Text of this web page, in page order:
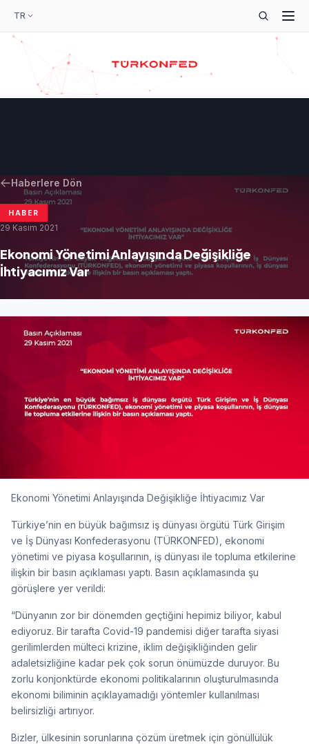
TR
Haberlere Dön
HABER
29 Kasım 2021
Ekonomi Yönetimi Anlayışında Değişikliğe
İhtiyacımız Var
Ekonomi Yönetimi Anlayışında Değişikliğe İhtiyacımız Var
Türkiye’nin en büyük bağımsız iş dünyası örgütü Türk Girişim
ve İş Dünyası Konfederasyonu (TÜRKONFED), ekonomi
yönetimi ve piyasa koşullarının, iş dünyası ile topluma etkilerine
ilişkin bir basın açıklaması yaptı. Basın açıklamasında şu
görüşlere yer verildi:
“Dünyanın zor bir dönemden geçtiğini hepimiz biliyor, kabul
ediyoruz. Bir tarafta Covid-19 pandemisi diğer tarafta siyasi
gerilimlerden mülteci krizine, iklim değişikliğinden gelir
adaletsizliğine kadar pek çok sorun önümüzde duruyor. Bu
zorlu konjonktürde ekonomi politikalarının oluşturulmasında
ekonomi biliminin açıklayamadığı yöntemler kullanılması
belirsizliği artırıyor.
Bizler, ülkesinin sorunlarına çözüm üretmek için gönüllülük